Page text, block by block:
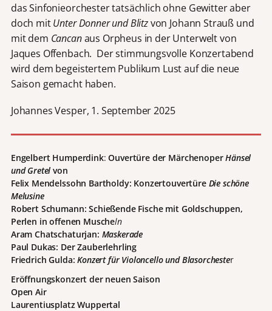
das Sinfonieorchester tatsächlich ohne Gewitter aber
doch mitUnter Donner und Blitzvon Johann Strauß und
mit dem Cancanaus Orpheus in der Unterwelt von
Jaques Offenbach. Der stimmungsvolle Konzertabend
wird dem begeistertem Publikum Lust auf die neue
Saison gemacht haben.
Johannes Vesper, 1. September 2025
Engelbert Humperdink:Ouvertüre der MärchenoperHänsel
und Gretel von
Felix Mendelssohn Bartholdy: Konzertouvertüre Die schöne
Melusine
Robert Schumann: Schießende Fische mit Goldschuppen,
Perlen in offenen Muscheln
Aram Chatschaturjan: Maskerade
Paul Dukas: Der Zauberlehrling
Friedrich Gulda:Konzert für Violoncello und Blasorchester
Eröffnungskonzert der neuen Saison
Open Air
Laurentiusplatz Wuppertal